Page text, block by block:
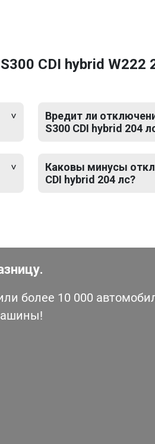
CDI hybrid W222
Вредит ли
S300 CDI hybrid 204
Каковы минусы
CDI hybrid 204 лс?
более 10 000